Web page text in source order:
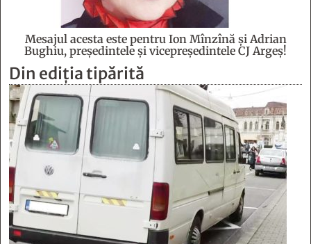
Mesajul acesta este pentru Ion Mînzînă şi Adrian
Bughiu, preşedintele şi vicepreşedintele CJ Argeş!
Din ediția tipărită